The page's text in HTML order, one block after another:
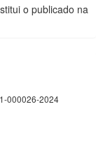
o publicado na
000026-2024